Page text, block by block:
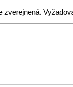
zverejnená.